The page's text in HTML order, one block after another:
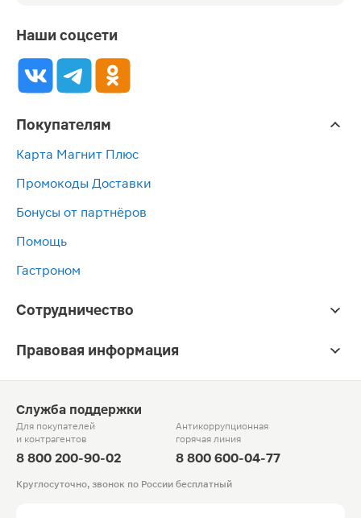
Наши соцсети
Покупателям
Карта Магнит Плюс
Промокоды Доставки
Бонусы от партнёров
Помощь
Гастроном
Сотрудничество
Правовая информация
Служба поддержки
Для покупателей
и контрагентов
8 800 200-90-02
Антикоррупционная
горячая линия
8 800 600-04-77
Круглосуточно, звонок по России бесплатный